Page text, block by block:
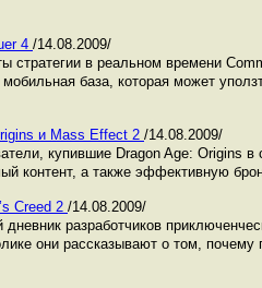
4 /14.08.2009/
стратегии в реальном времени
база, которая может
и Mass Effect 2 /14.08.2009/
купившие Dragon Age: Origins
контент, а также эффективную
Creed 2 /14.08.2009/
разработчиков
они рассказывают о том,